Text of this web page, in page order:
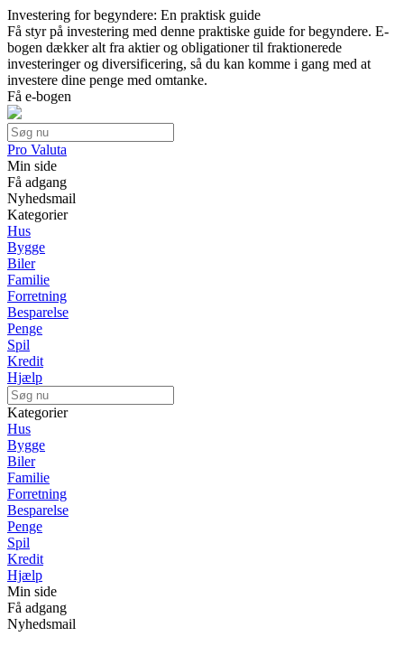
Investering for begyndere: En praktisk guide
Få styr på investering med denne praktiske guide for begyndere. E-
bogen dækker alt fra aktier og obligationer til fraktionerede
investeringer og diversificering, så du kan komme i gang med at
investere dine penge med omtanke.
Få e-bogen
Pro Valuta
Min side
Få adgang
Nyhedsmail
Kategorier
Hus
Bygge
Biler
Familie
Forretning
Besparelse
Penge
Spil
Kredit
Hjælp
Kategorier
Hus
Bygge
Biler
Familie
Forretning
Besparelse
Penge
Spil
Kredit
Hjælp
Min side
Få adgang
Nyhedsmail